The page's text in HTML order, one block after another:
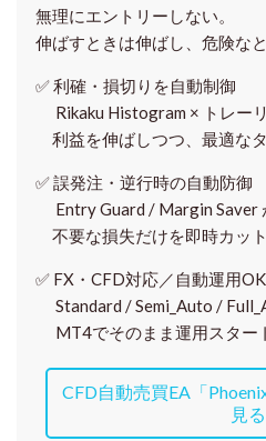
無理にエントリーしない。
伸ばすときは伸ばし、危険な
✅利確・損切りを自動制御
Rikaku Histogram × トレー
利益を伸ばしつつ、最適な
✅誤発注・逆行時の自動防御
Entry Guard / Margin Saver
不要な損失だけを即時カッ
✅ FX・CFD対応／自動運用OK
Standard / Semi_Auto /
MT4でそのまま運用スター
CFD自動売買EA「
見る